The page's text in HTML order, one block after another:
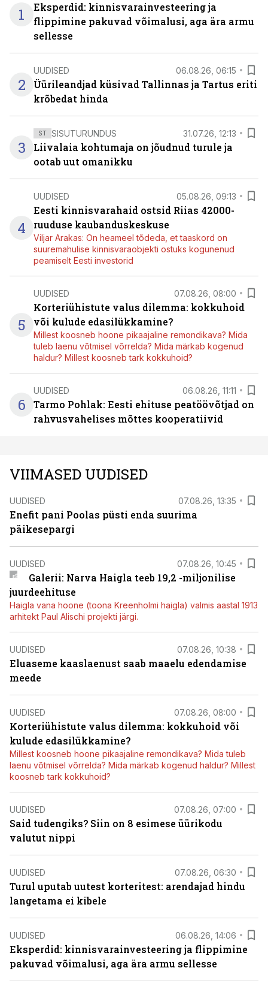
1
Eksperdid: kinnisvarainvesteering ja
flippimine pakuvad võimalusi, aga ära armu
sellesse
2
UUDISED 06.08.26, 06:15
Üürileandjad küsivad Tallinnas ja Tartus eriti
krõbedat hinda
3
ST SISUTURUNDUS 31.07.26, 12:13
Liivalaia kohtumaja on jõudnud turule ja
ootab uut omanikku
4
UUDISED 05.08.26, 09:13
Eesti kinnisvarahaid ostsid Riias 42000-
ruuduse kaubanduskeskuse
Viljar Arakas: On heameel tõdeda, et taaskord on
suuremahulise kinnisvaraobjekti ostuks kogunenud
peamiselt Eesti investorid
5
UUDISED 07.08.26, 08:00
Korteriühistute valus dilemma: kokkuhoid
või kulude edasilükkamine?
Millest koosneb hoone pikaajaline remondikava? Mida
tuleb laenu võtmisel võrrelda? Mida märkab kogenud
haldur? Millest koosneb tark kokkuhoid?
6
UUDISED 06.08.26, 11:11
Tarmo Pohlak: Eesti ehituse peatöövõtjad on
rahvusvahelises mõttes kooperatiivid
VIIMASED UUDISED
UUDISED 07.08.26, 13:35
Enefit pani Poolas püsti enda suurima
päikesepargi
UUDISED 07.08.26, 10:45
Galerii: Narva Haigla teeb 19,2 -miljonilise
juurdeehituse
Haigla vana hoone (toona Kreenholmi haigla) valmis aastal 1913
arhitekt Paul Alischi projekti järgi.
UUDISED 07.08.26, 10:38
Eluaseme kaaslaenust saab maaelu edendamise
meede
UUDISED 07.08.26, 08:00
Korteriühistute valus dilemma: kokkuhoid või
kulude edasilükkamine?
Millest koosneb hoone pikaajaline remondikava? Mida tuleb
laenu võtmisel võrrelda? Mida märkab kogenud haldur? Millest
koosneb tark kokkuhoid?
UUDISED 07.08.26, 07:00
Said tudengiks? Siin on 8 esimese üürikodu
valutut nippi
UUDISED 07.08.26, 06:30
Turul uputab uutest korteritest: arendajad hindu
langetama ei kibele
UUDISED 06.08.26, 14:06
Eksperdid: kinnisvarainvesteering ja flippimine
pakuvad võimalusi, aga ära armu sellesse